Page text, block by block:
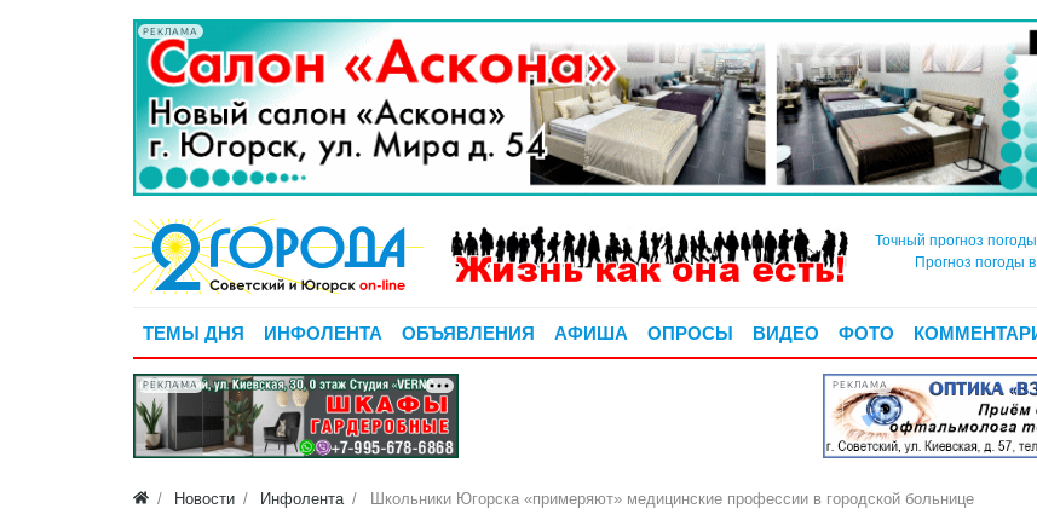
РЕКЛАМА
Точный прогноз
Прогноз погоды
ТЕМЫ ДНЯ ИНФОЛЕНТА ОБЪЯВЛЕНИЯ АФИША ОПРОСЫ ВИДЕО ФОТО
РЕКЛАМА РЕКЛАМА
Новости Инфолента Школьники Югорска «примеряют» медицинские профессии в городской больнице